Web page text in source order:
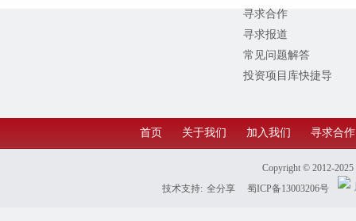
寻求合作
寻求报道
常见问题解答
投资项目库快捷导
首页 关于我们 加入我们 寻求合作
Copyright © 2012-2025
技术支持: 全分享 蜀ICP备13003206号